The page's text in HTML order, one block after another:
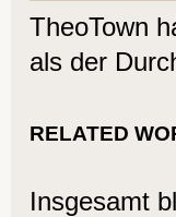
TheoTown
als der
RELATED
Insgesamt